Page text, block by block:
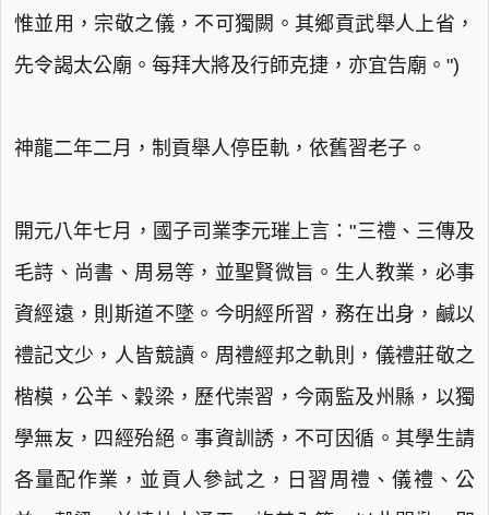
惟並用，宗敬之儀，不可獨闕。其鄉貢武舉人上省，
先令謁太公廟。每拜大將及行師克捷，亦宜告廟。")
神龍二年二月，制貢舉人停臣軌，依舊習老子。
開元八年七月，國子司業李元璀上言："三禮、三傳及
毛詩、尚書、周易等，並聖賢微旨。生人教業，必事
資經遠，則斯道不墜。今明經所習，務在出身，鹹以
禮記文少，人皆競讀。周禮經邦之軌則，儀禮莊敬之
楷模，公羊、穀梁，歷代崇習，今兩監及州縣，以獨
學無友，四經殆絕。事資訓誘，不可因循。其學生請
各量配作業，並貢人參試之，日習周禮、儀禮、公